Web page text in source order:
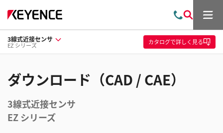
問
い
合
わ
索
メ
ュ
ー
3線式近接センサ
EZ シリーズ カタログで詳しく見る
ダウンロード（CAD / CAE）
3線式近接センサ
EZ シリーズ